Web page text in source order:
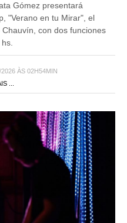
Gómez presentará
"Verano en tu Mirar", el
con dos funciones
ÀS 02H54MIN
...